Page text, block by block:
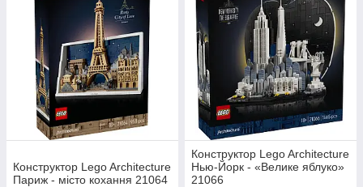
Конструктор Lego Architecture
Париж - місто кохання 21064
Конструктор Lego Architecture
Нью-Йорк - «Велике яблуко»
21066